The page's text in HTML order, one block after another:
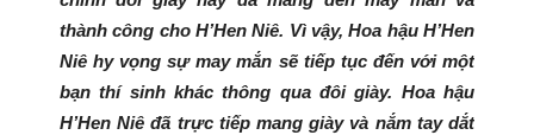
thành công cho H’Hen Niê. Vì vậy, Hoa hậu H’Hen
Niê hy vọng sự may mắn sẽ tiếp tục đến với một
bạn thí sinh khác thông qua đôi giày. Hoa hậu
H’Hen Niê đã trực tiếp mang giày và nắm tay dắt